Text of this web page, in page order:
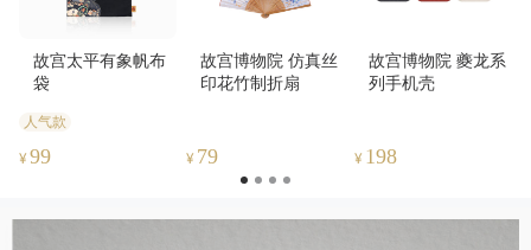
故宫太平有象帆布
袋
人气款
¥ 99
故宫博物院 仿真丝
印花竹制折扇
¥ 79
故宫博物院 夔龙系
列手机壳
¥ 198